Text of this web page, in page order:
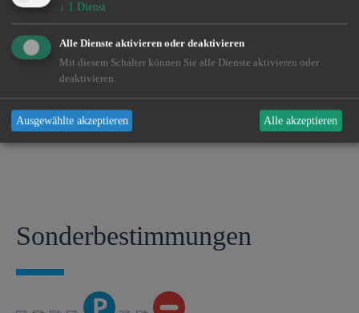
Sonder­bestimmungen
↓ 1 Dienst
Alle Dienste aktivieren oder deaktivieren
Mit diesem Schalter können Sie alle Dienste aktivieren oder
deaktivieren.
Ausgewählte akzeptieren Alle akzeptieren